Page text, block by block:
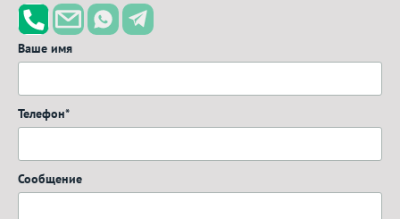
Ваше имя
Телефон*
Сообщение